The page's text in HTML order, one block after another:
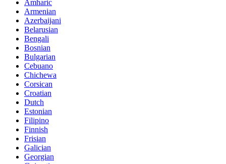
Amharic
Armenian
Azerbaijani
Belarusian
Bengali
Bosnian
Bulgarian
Cebuano
Chichewa
Corsican
Croatian
Dutch
Estonian
Filipino
Finnish
Frisian
Galician
Georgian